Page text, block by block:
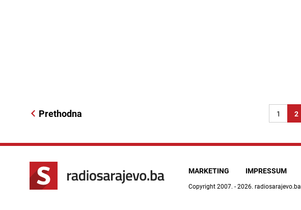
Prethodna 1 2
MARKETING IMPRESSUM
Copyright 2007. - 2026. radiosarajevo.ba